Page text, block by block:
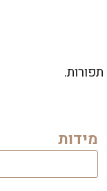
מידות